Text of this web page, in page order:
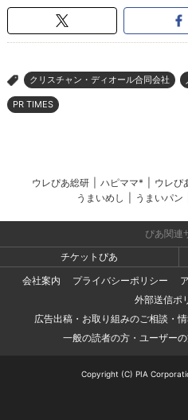
> クリスチャン・ディオール合同会社
PR TIMES
ウレぴあ総研 ハピママ* ウレぴ
うまいめし
うまいパン
ぴあ関連
チケットぴあ
会社案内
プライバシーポリシー
外部送信ポ
広告出稿・お取り組みのご相談・
一般の読者の方・ユーザー
Copyright (C) PIA